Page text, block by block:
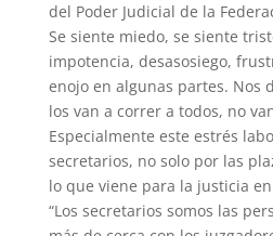
del Poder Judicial de la
Se siente miedo, se siente
impotencia, desasosiego,
enojo en algunas partes. Nos
los van a correr a todos, no
Especialmente este estrés
secretarios, no solo por las
lo que viene para la justicia
“Los secretarios somos las